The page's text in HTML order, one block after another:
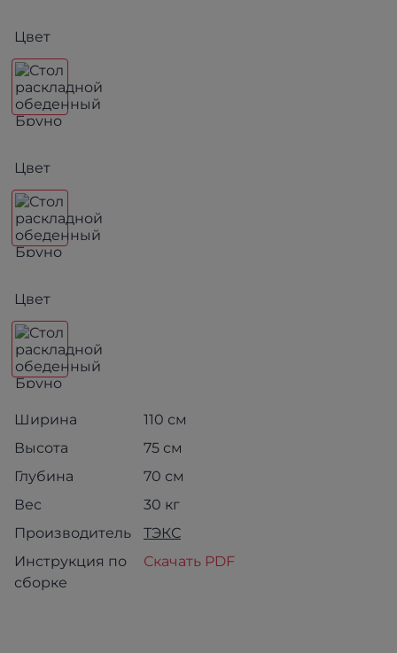
Цвет
Цвет
Цвет
Ширина
110 см
Высота
75 см
Глубина
70 см
Вес
30 кг
Производитель
ТЭКС
Инструкция по
сборке
Скачать PDF